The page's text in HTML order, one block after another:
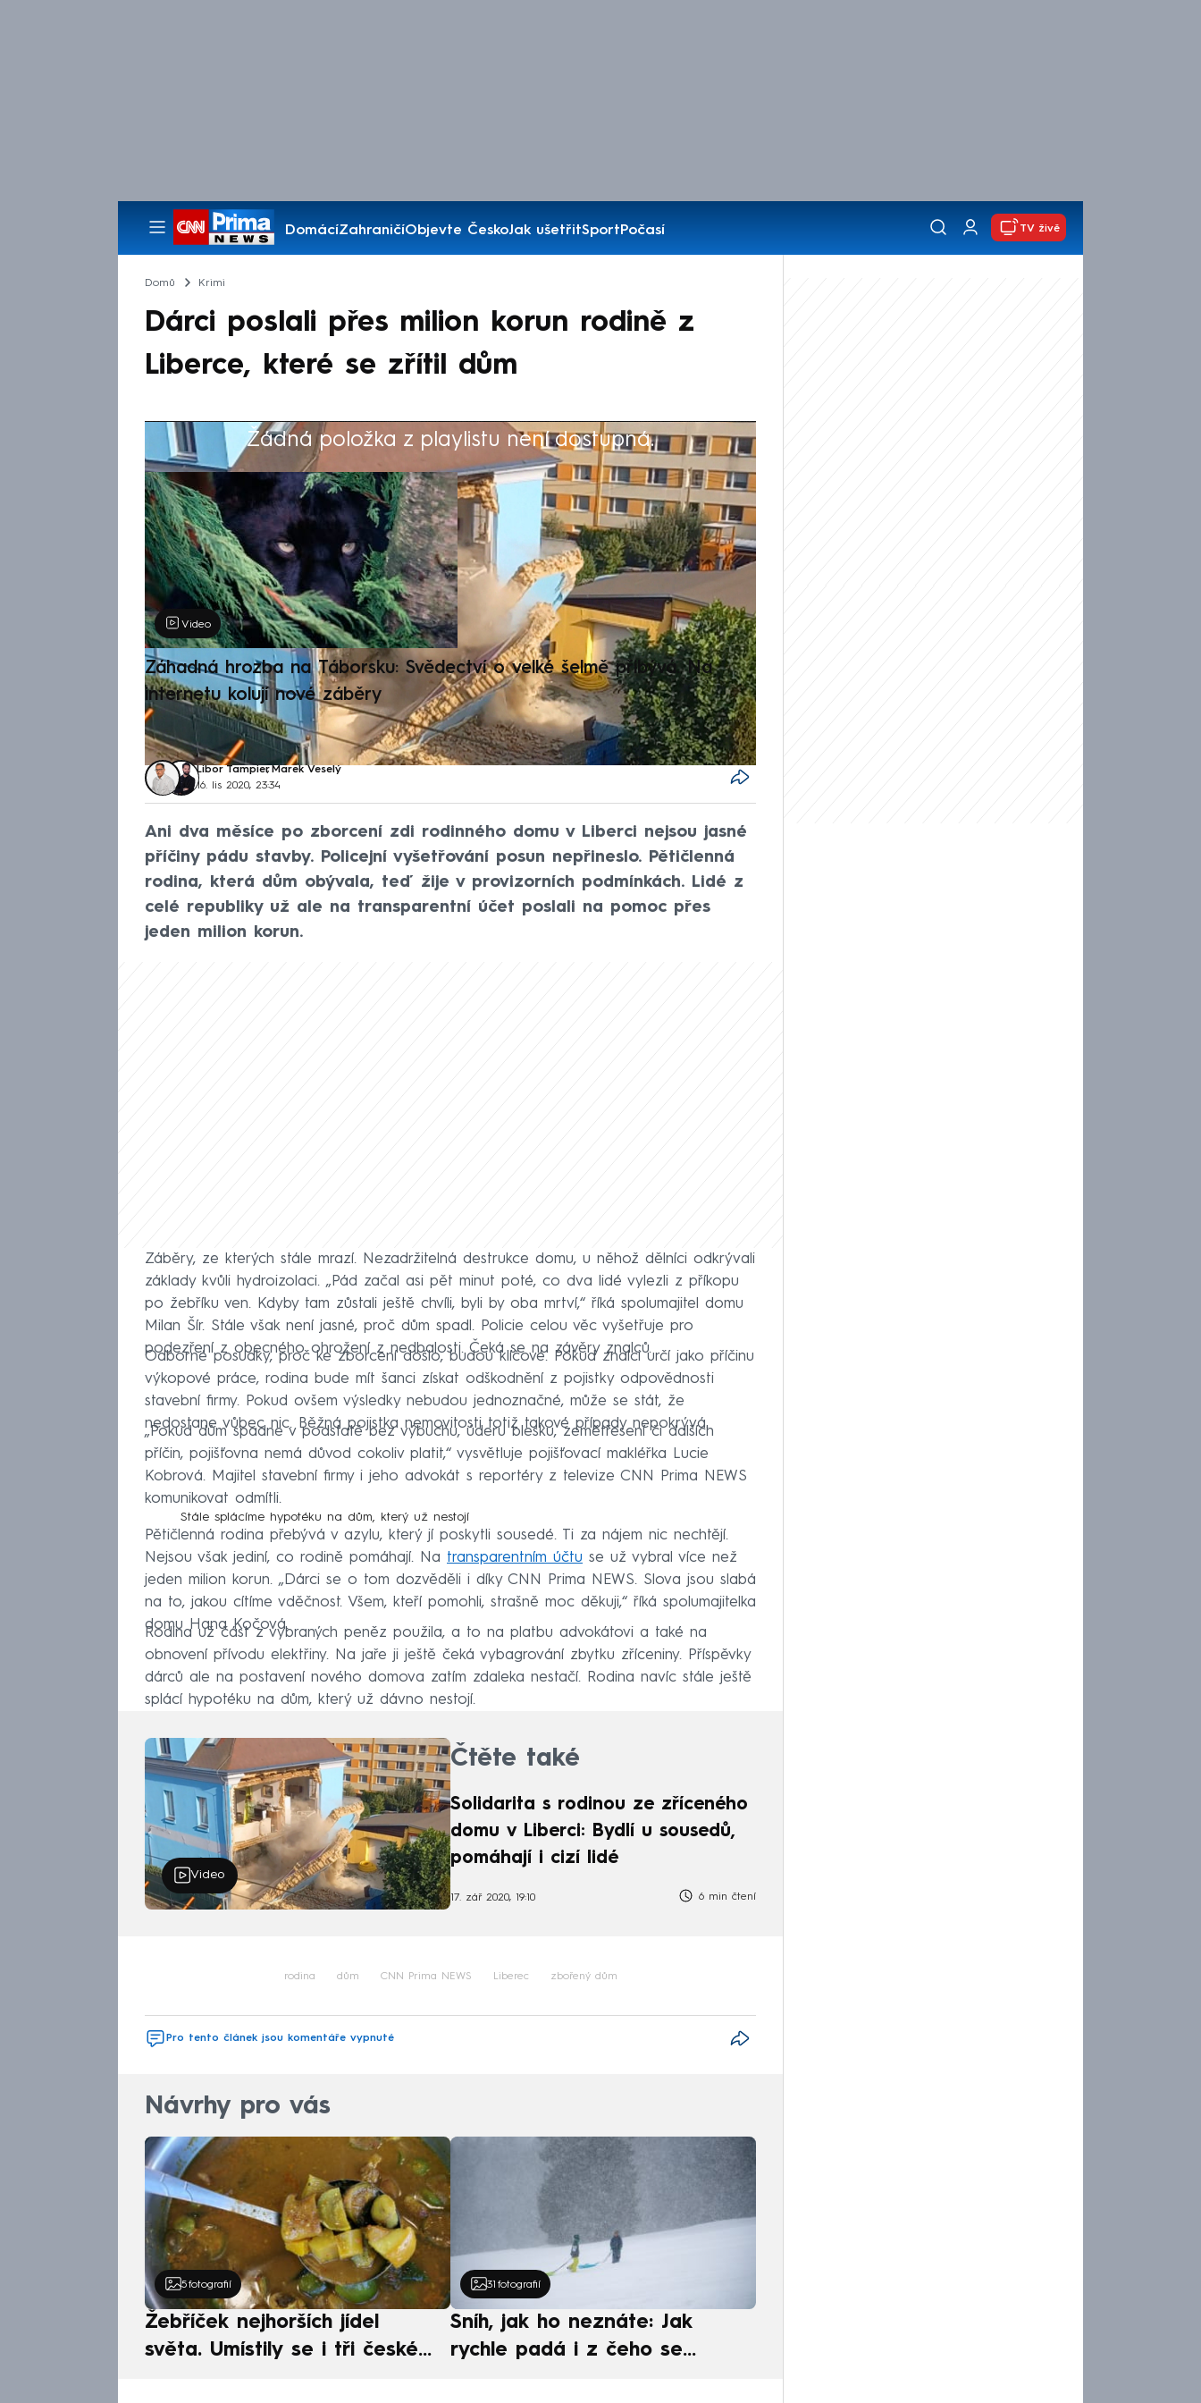
DomácíZahraničíObjevte ČeskoJak ušetřitSportPočasí
Pořady
TV živě
Domů Krimi
Dárci poslali přes milion korun rodině z
Liberce, které se zřítil dům
Žádná položka z playlistu není dostupná.
Výběr redakce
Video
Záhadná hrozba na Táborsku: Svědectví o velké šelmě přibývá. Na
internetu kolují nové záběry
Libor Tampier, Marek Veselý
16. lis 2020, 23:34
Ani dva měsíce po zborcení zdi rodinného domu v Liberci nejsou jasné
příčiny pádu stavby. Policejní vyšetřování posun nepřineslo. Pětičlenná
rodina, která dům obývala, teď žije v provizorních podmínkách. Lidé z
celé republiky už ale na transparentní účet poslali na pomoc přes
jeden milion korun.
Záběry, ze kterých stále mrazí. Nezadržitelná destrukce domu, u něhož dělníci odkrývali
základy kvůli hydroizolaci. „Pád začal asi pět minut poté, co dva lidé vylezli z příkopu
po žebříku ven. Kdyby tam zůstali ještě chvíli, byli by oba mrtví,“ říká spolumajitel domu
Milan Šír. Stále však není jasné, proč dům spadl. Policie celou věc vyšetřuje pro
podezření z obecného ohrožení z nedbalosti. Čeká se na závěry znalců.
Odborné posudky, proč ke zborcení došlo, budou klíčové. Pokud znalci určí jako příčinu
výkopové práce, rodina bude mít šanci získat odškodnění z pojistky odpovědnosti
stavební firmy. Pokud ovšem výsledky nebudou jednoznačné, může se stát, že
nedostane vůbec nic. Běžná pojistka nemovitosti totiž takové případy nepokrývá.
„Pokud dům spadne v podstatě bez výbuchu, úderu blesku, zemětřesení či dalších
příčin, pojišťovna nemá důvod cokoliv platit,“ vysvětluje pojišťovací makléřka Lucie
Kobrová. Majitel stavební firmy i jeho advokát s reportéry z televize CNN Prima NEWS
komunikovat odmítli.
Stále splácíme hypotéku na dům, který už nestojí
Pětičlenná rodina přebývá v azylu, který jí poskytli sousedé. Ti za nájem nic nechtějí.
Nejsou však jediní, co rodině pomáhají. Na transparentním účtu se už vybral více než
jeden milion korun. „Dárci se o tom dozvěděli i díky CNN Prima NEWS. Slova jsou slabá
na to, jakou cítíme vděčnost. Všem, kteří pomohli, strašně moc děkuji,“ říká spolumajitelka
domu Hana Kočová.
Rodina už část z vybraných peněz použila, a to na platbu advokátovi a také na
obnovení přívodu elektřiny. Na jaře ji ještě čeká vybagrování zbytku zříceniny. Příspěvky
dárců ale na postavení nového domova zatím zdaleka nestačí. Rodina navíc stále ještě
splácí hypotéku na dům, který už dávno nestojí.
Video
Čtěte také
Solidarita s rodinou ze zříceného
domu v Liberci: Bydlí u sousedů,
pomáhají i cizí lidé
17. zář 2020, 19:10 6 min čtení
rodina dům CNN Prima NEWS Liberec zbořený dům
Pro tento článek jsou komentáře vypnuté
Návrhy pro vás
5 fotografií
Žebříček nejhorších jídel
světa. Umístily se i tři české
31 fotografií
Sníh, jak ho neznáte: Jak
rychle padá i z čeho se